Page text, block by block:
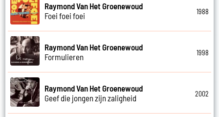
Raymond Van Het Groenewoud
Foei foei foei
1988
Raymond Van Het Groenewoud
Formulieren
1998
Raymond Van Het Groenewoud
Geef die jongen zijn zaligheid
2002